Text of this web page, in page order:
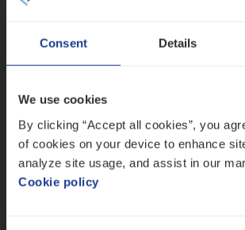
Consent Details
We use cookies
By clicking “Accept all cookies”, you
of cookies on your device to enhance
analyze site usage, and assist in our
Cookie policy
Sales Management
Antwerpen
Insu­ran­ce Bro­kerKMO
Sales Management
Antwerpen